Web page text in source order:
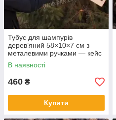
Тубус для шампурів
дерев’яний 58×10×7 см з
металевими ручками — кейс
для зберігання,
транспортування,
чолов
В наявності
460 ₴
Купити